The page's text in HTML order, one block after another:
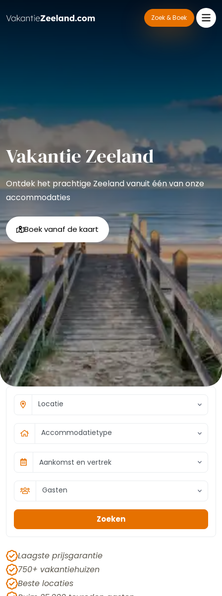
Zoek & Boek
Vakantie Zeeland
Ontdek het prachtige Zeeland vanuit één van onze
accommodaties
Boek vanaf de kaart
Locatie
Accommodatietype
Aankomst en vertrek
Gasten
Zoeken
Laagste prijsgarantie
750+ vakantiehuizen
Beste locaties